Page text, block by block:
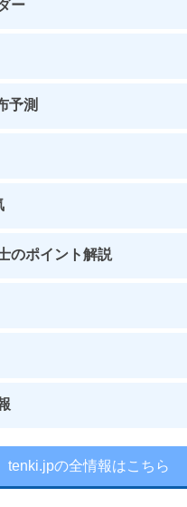
ー
予測
のポイント解説
tenki.jpの全情報はこちら